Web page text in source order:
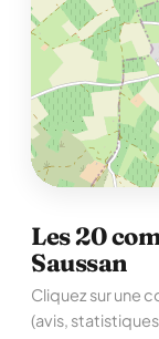
Les 20
Saussan
Cliquez sur une
(avis,